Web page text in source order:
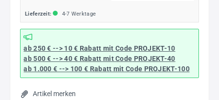
Lieferzeit: 4-7 Werktage
ab 250 € --> 10 € Rabatt mit Code PROJEKT-10
ab 500 € --> 40 € Rabatt mit Code PROJEKT-40
ab 1.000 € --> 100 € Rabatt mit Code PROJEKT-100
Artikel merken